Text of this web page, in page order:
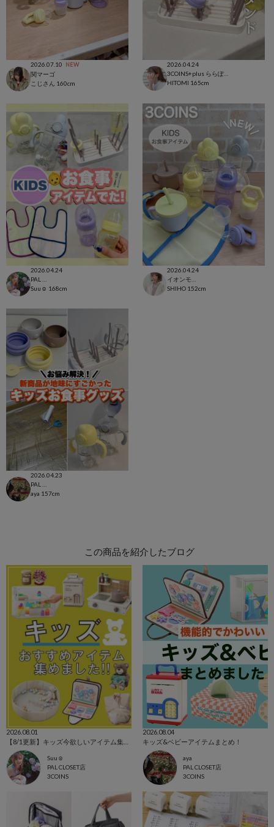
2026.07.10 NEW
関マーゴ
こじさん 160cm
2026.04.24
3COINS+plus ららぽーと和泉店
HITOMI 165cm
2026.04.24
Suu☺︎ 168cm
2026.04.24
SHIHO 152cm
2026.04.23
aya 157cm
この商品を紹介したブログ
2026.08.01
Suu☺︎
PAL CLOSET店
3COINS
2026.08.04
キッズ&ベビーアイテムまとめ！
aya
PAL CLOSET店
3COINS